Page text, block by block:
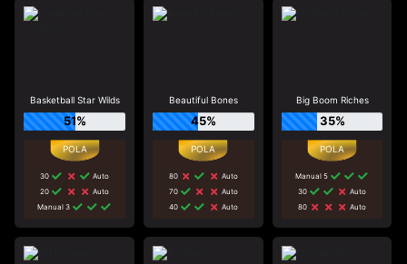
Basketball Star Wilds
51%
30
Auto
20
Auto
Manual 3
Beautiful Bones
45%
80
Auto
70
Auto
40
Auto
Big Boom Riches
35%
Manual 5
30
Auto
80
Auto